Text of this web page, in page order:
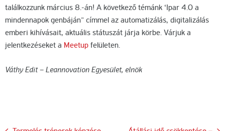
találkozzunk március 8.-án! A következő témánk ‘Ipar 4.0 a
mindennapok genbáján” címmel az automatizálás, digitalizálás
emberi kihívásait, aktuális státuszát járja körbe. Várjuk a
jelentkezéseket a Meetup felületen.
Váthy Edit – Leannovation Egyesület, elnök